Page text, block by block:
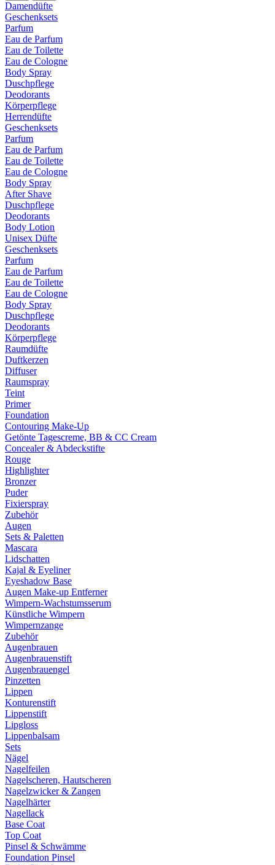
Damendüfte
Geschenksets
Parfum
Eau de Parfum
Eau de Toilette
Eau de Cologne
Body Spray
Duschpflege
Deodorants
Körperpflege
Herrendüfte
Geschenksets
Parfum
Eau de Parfum
Eau de Toilette
Eau de Cologne
Body Spray
After Shave
Duschpflege
Deodorants
Body Lotion
Unisex Düfte
Geschenksets
Parfum
Eau de Parfum
Eau de Toilette
Eau de Cologne
Body Spray
Duschpflege
Deodorants
Körperpflege
Raumdüfte
Duftkerzen
Diffuser
Raumspray
Teint
Primer
Foundation
Contouring Make-Up
Getönte Tagescreme, BB & CC Cream
Concealer & Abdeckstifte
Rouge
Highlighter
Bronzer
Puder
Fixierspray
Zubehör
Augen
Sets & Paletten
Mascara
Lidschatten
Kajal & Eyeliner
Eyeshadow Base
Augen Make-up Entferner
Wimpern-Wachstumsserum
Künstliche Wimpern
Wimpernzange
Zubehör
Augenbrauen
Augenbrauenstift
Augenbrauengel
Pinzetten
Lippen
Konturenstift
Lippenstift
Lipgloss
Lippenbalsam
Sets
Nägel
Nagelfeilen
Nagelscheren, Hautscheren
Nagelzwicker & Zangen
Nagelhärter
Nagellack
Base Coat
Top Coat
Pinsel & Schwämme
Foundation Pinsel